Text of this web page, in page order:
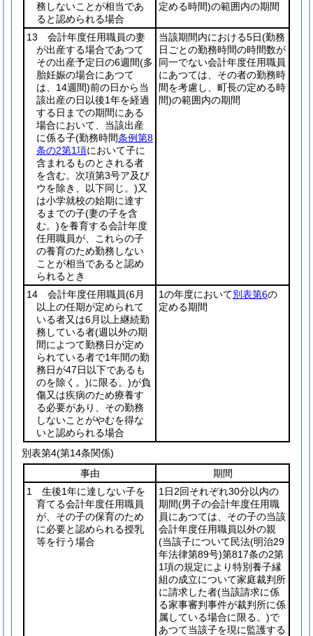
務しないことが相当であ
ると認められる場合
定める時間)の範囲内の期間
13 会計年度任用職員の妻
が出産する場合であつて
その出産予定日の6週間(多
胎妊娠の場合にあつて
は、14週間)前の日から当
該出産の日以後1年を経過
する日までの期間にある
場合において、当該出産
に係る子(勤務時間条例第8
条の2第1項において子に
含まれるものとされる者
を含む。次項第3号ア及び
ウを除き、以下同じ。)又
は小学就校の始期に達す
るまでの子(妻の子を含
む。)を養育する会計年度
任用職員が、これらの子
の養育のため勤務しない
ことが相当であると認め
られるとき
当該期間内における5日(勤務
日ごとの勤務時間の時間数が
同一でない会計年度任用職員
にあつては、その者の勤務時
間を考慮し、町長の定める時
間)の範囲内の期間
14 会計年度任用職員(6月
以上の任期が定められて
いる者又は6月以上継続勤
務している者(週以外の期
間によつて勤務日が定め
られている者で1年間の勤
務日が47日以下であるも
のを除く。)に限る。)が負
傷又は疾病のため療養す
る必要があり、その勤務
しないことがやむを得な
いと認められる場合
1の年度において別表第6の
定める期間
別表第4(第14条関係)
事由
期間
1 生後1年に達しない子を
育てる会計年度任用職員
が、その子の保育のため
に必要と認められる授乳
等を行う場合
1日2回それぞれ30分以内の
期間(男子の会計年度任用職
員にあつては、その子の当該
会計年度任用職員以外の親
(当該子について民法(明治29
年法律第89号)第817条の2第
1項の規定により特別養子縁
組の成立について家庭裁判所
に請求した者(当該請求に係
る家事審判事件が裁判所に係
属している場合に限る。)で
あつて当該子を現に監護する